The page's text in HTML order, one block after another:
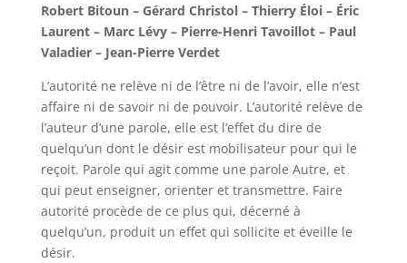
Robert Bitoun – Gérard Christol – Thierry Éloi – Éric
Laurent – Marc Lévy – Pierre-Henri Tavoillot – Paul
Valadier – Jean-Pierre Verdet
L’autorité ne relève ni de l’être ni de l’avoir, elle n’est
affaire ni de savoir ni de pouvoir. L’autorité relève de
l’auteur d’une parole, elle est l’effet du dire de
quelqu’un dont le désir est mobilisateur pour qui le
reçoit. Parole qui agit comme une parole Autre, et
qui peut enseigner, orienter et transmettre. Faire
autorité procède de ce plus qui, décerné à
quelqu’un, produit un effet qui sollicite et éveille le
désir.